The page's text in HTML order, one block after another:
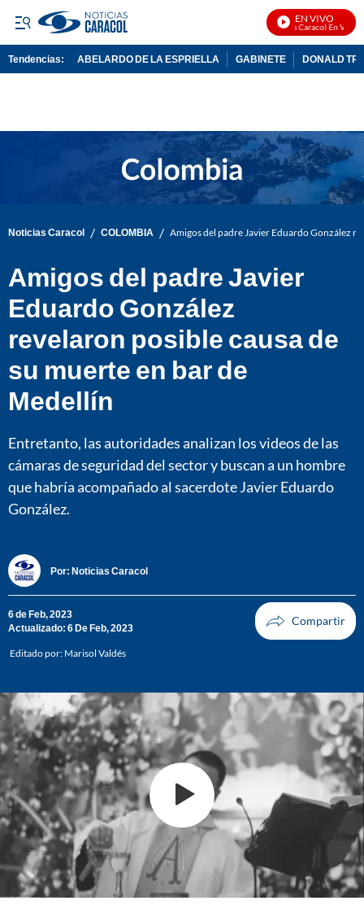
EN VIVO
Noticias Caracol En Vivo
Tendencias: ABELARDO DE LA ESPRIELLA GABINETE DONALD
Noticias Caracol / COLOMBIA / Amigos del padre Javier Eduardo González
Amigos del padre Javier
Eduardo González
revelaron posible causa de
su muerte en bar de
Medellín
Entretanto, las autoridades analizan los videos de las
cámaras de seguridad del sector y buscan a un hombre
que habría acompañado al sacerdote Javier Eduardo
González.
Por: Noticias Caracol
6 de Feb, 2023
Actualizado: 6 De Feb, 2023
Editado por: Marisol Valdés